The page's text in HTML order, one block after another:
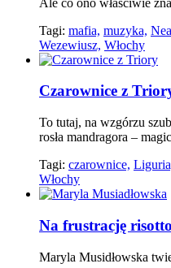
Tagi: mafia, muzyka,
Wezewiusz, Włochy
Czarownice z
To tutaj, na wzgórzu
rosła mandragora –
Tagi: czarownice,
Włochy
Na frustrację risotto
Maryla Musidłowska